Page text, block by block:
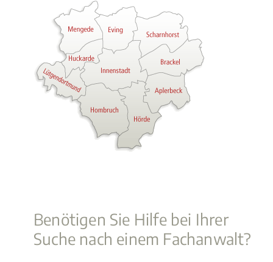
Benötigen Sie Hilfe bei Ihrer
Suche nach einem Fachanwalt?